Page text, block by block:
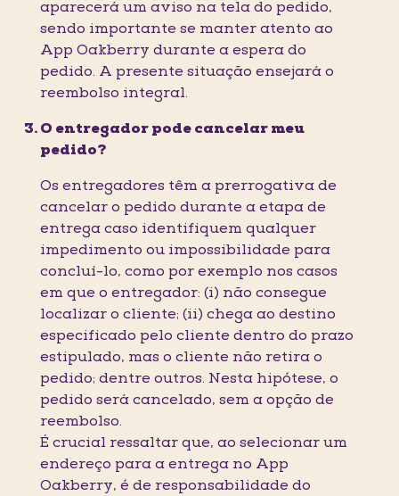
aparecerá um aviso na tela do pedido,
sendo importante se manter atento ao
App Oakberry durante a espera do
pedido. A presente situação ensejará o
reembolso integral.
O entregador pode cancelar meu
pedido?
Os entregadores têm a prerrogativa de
cancelar o pedido durante a etapa de
entrega caso identifiquem qualquer
impedimento ou impossibilidade para
concluí-lo, como por exemplo nos casos
em que o entregador: (i) não consegue
localizar o cliente; (ii) chega ao destino
especificado pelo cliente dentro do prazo
estipulado, mas o cliente não retira o
pedido; dentre outros. Nesta hipótese, o
pedido será cancelado, sem a opção de
reembolso.
É crucial ressaltar que, ao selecionar um
endereço para a entrega no App
Oakberry, é de responsabilidade do